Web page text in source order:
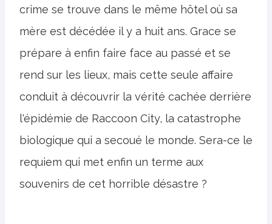
crime se trouve dans le même hôtel où sa
mère est décédée il y a huit ans. Grace se
prépare à enfin faire face au passé et se
rend sur les lieux, mais cette seule affaire
conduit à découvrir la vérité cachée derrière
l'épidémie de Raccoon City, la catastrophe
biologique qui a secoué le monde. Sera-ce le
requiem qui met enfin un terme aux
souvenirs de cet horrible désastre ?